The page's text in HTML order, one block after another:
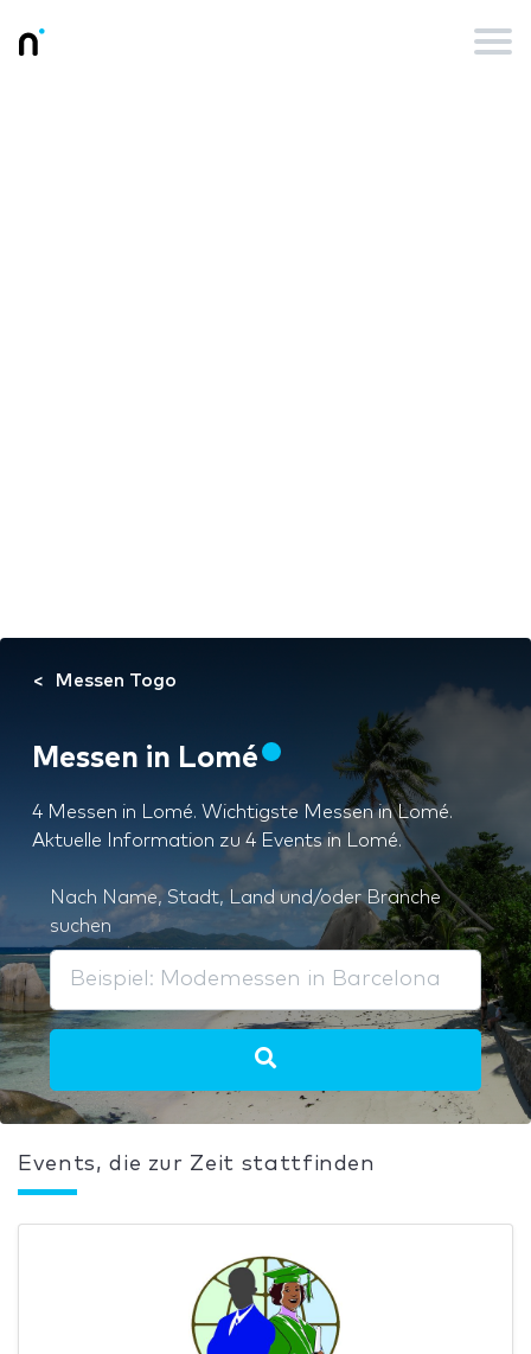
Messen Togo
Messen in Lomé
4 Messen in Lomé. Wichtigste Messen in Lomé.
Aktuelle Information zu 4 Events in Lomé.
Nach Name, Stadt, Land und/oder Branche
suchen
Events, die zur Zeit stattfinden